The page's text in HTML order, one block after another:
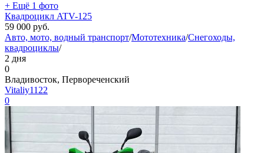
+ Ещё 1 фото
Квадроцикл ATV-125
59 000 руб.
Авто, мото, водный транспорт/Мототехника/Снегоходы,
квадроциклы/
2 дня
0
Владивосток, Первореченский
Vitaliy1122
0